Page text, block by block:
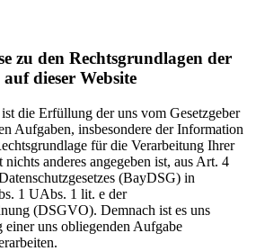
zu den Rechtsgrundlagen der
dieser Website
die Erfüllung der uns vom Gesetzgeber
Aufgaben, insbesondere der Information
für die Verarbeitung Ihrer
anderes angegeben ist, aus Art. 4
(BayDSG) in
1 UAbs. 1 lit. e der
(DSGVO). Demnach ist es uns
uns obliegenden Aufgabe